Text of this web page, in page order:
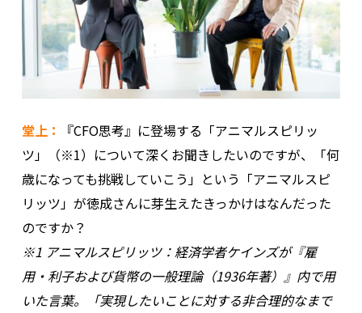
堂上：
『CFO思考』に登場する「アニマルスピリッ
ツ」（※1）について深くお聞きしたいのですが、「何
歳になっても挑戦していこう」という「アニマルスピ
リッツ」が徳成さんに芽生えたきっかけはなんだった
のですか？
※1 アニマルスピリッツ：経済学者ケインズが『雇
用・利子および貨幣の一般理論（1936年著）』内で用
いた言葉。「実現したいことに対する非合理的なまで